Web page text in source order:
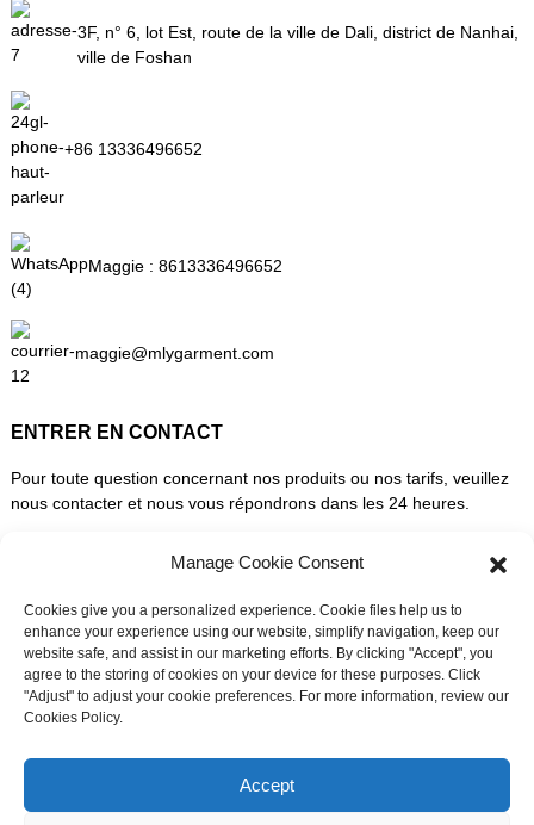
Discutez avec nous maintenant
3F, n° 6, lot Est, route de la ville de Dali, district de Nanhai,
ville de Foshan
+86 13336496652
Maggie : 8613336496652
maggie@mlygarment.com
ENTRER EN CONTACT
Pour toute question concernant nos produits ou nos tarifs, veuillez
nous contacter et nous vous répondrons dans les 24 heures.
DEMANDEZ UN DEVIS DÈS MAINTENANT
SUIVEZ-NOUS SUR LES RÉSEAUX SOCIAUX
Manage Cookie Consent
Cookies give you a personalized experience. Cookie files help us to
enhance your experience using our website, simplify navigation, keep our
website safe, and assist in our marketing efforts. By clicking "Accept", you
agree to the storing of cookies on your device for these purposes. Click
"Adjust" to adjust your cookie preferences. For more information, review our
Cookies Policy.
Accept